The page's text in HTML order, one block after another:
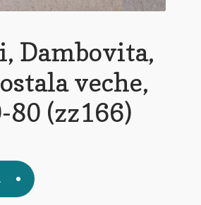
Dambovita,
veche,
(zz166)